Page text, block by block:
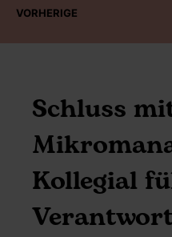
VORHERIGE
Schluss
Kollegial